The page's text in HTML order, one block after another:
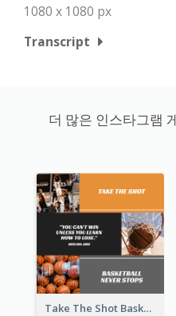
1080 x 1080 px
Transcript
더 많은 인스타그램
Take The Shot Basketball Instagram Post